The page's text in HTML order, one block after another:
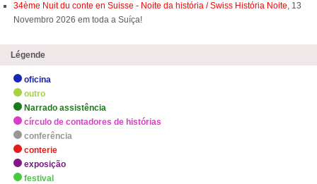
34ème Nuit du conte en Suisse - Noite da história / Swiss História Noite, 13
Novembro 2026 em toda a Suíça!
Légende
oficina
outro
Narrado assistência
círculo de contadores de histórias
conferência
conterie
exposição
festival